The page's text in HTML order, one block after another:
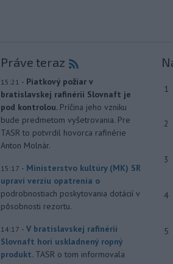
Práve teraz
15:21 - Piatkový požiar v
bratislavskej rafinérii Slovnaft je
pod kontrolou. Príčina jeho vzniku
bude predmetom vyšetrovania. Pre
TASR to potvrdil hovorca rafinérie
Anton Molnár.
15:17 - Ministerstvo kultúry (MK) SR
upraví verziu opatrenia o
podrobnostiach poskytovania dotácií v
pôsobnosti rezortu.
14:17 - V bratislavskej rafinérii
Slovnaft horí uskladnený ropný
produkt. TASR o tom informovala
1
2
3
4
5